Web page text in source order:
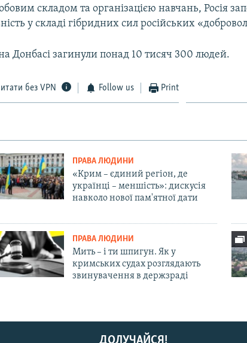
складом та організацією навчань, Росія
у складі гібридних сил російських
Донбасі загинули понад 10 тисяч 300 людей.
без VPN Follow us Print
ПРАВА ЛЮДИНИ
«Крим – єдиний регіон, де
українці – меншість»: дискусія
навколо нової пам'ятної дати
ПРАВА ЛЮДИНИ
Мить – і ти шпигун. Як у
кримських судах розглядають
звинувачення в держзраді
ДОЛУЧАЙСЯ!